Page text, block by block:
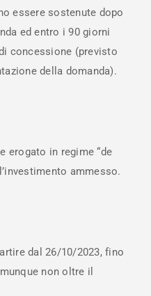
essere sostenute dopo
ed entro i 90 giorni
concessione (previsto
della domanda).
erogato in regime “de
ammesso.
dal 26/10/2023, fino
non oltre il